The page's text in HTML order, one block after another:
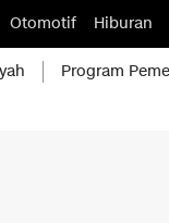
Otomotif Hiburan
Program